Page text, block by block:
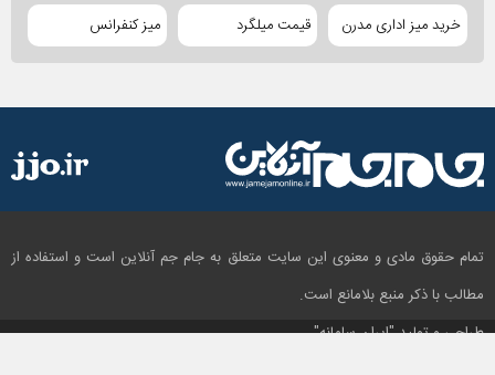
خرید میز اداری مدرن قیمت میلگرد میز کنفرانس
تمام حقوق مادی و معنوی این سایت متعلق به جام جم آنلاین است و استفاده از
مطالب با ذکر منبع بلامانع است.
طراحی و تولید"ایران سامانه"